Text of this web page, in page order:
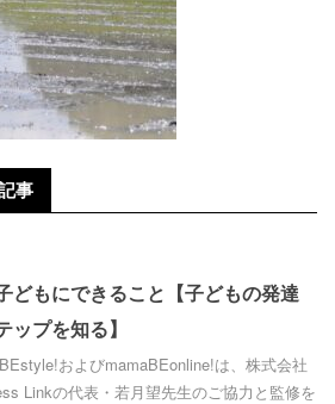
事
どもにできること【子どもの発達
ップを知る】
およびmamaBEonline!は、株式会社
Linkの代表・若月望先生のご協力と監修を